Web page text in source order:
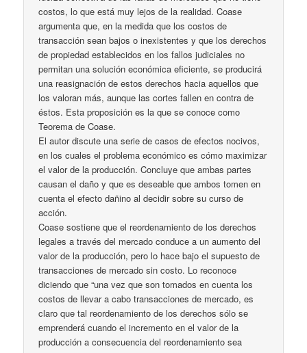
costos, lo que está muy lejos de la realidad. Coase
argumenta que, en la medida que los costos de
transacción sean bajos o inexistentes y que los derechos
de propiedad establecidos en los fallos judiciales no
permitan una solución económica eficiente, se producirá
una reasignación de estos derechos hacia aquellos que
los valoran más, aunque las cortes fallen en contra de
éstos. Esta proposición es la que se conoce como
Teorema de Coase.
El autor discute una serie de casos de efectos nocivos,
en los cuales el problema económico es cómo maximizar
el valor de la producción. Concluye que ambas partes
causan el daño y que es deseable que ambos tomen en
cuenta el efecto dañino al decidir sobre su curso de
acción.
Coase sostiene que el reordenamiento de los derechos
legales a través del mercado conduce a un aumento del
valor de la producción, pero lo hace bajo el supuesto de
transacciones de mercado sin costo. Lo reconoce
diciendo que “una vez que son tomados en cuenta los
costos de llevar a cabo transacciones de mercado, es
claro que tal reordenamiento de los derechos sólo se
emprenderá cuando el incremento en el valor de la
producción a consecuencia del reordenamiento sea